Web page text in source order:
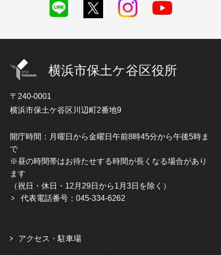
横浜市保土ケ谷区役所
〒240-0001
横浜市保土ケ谷区川辺町2番地9
開庁時間：月曜日から金曜日午前8時45分から午後5時ま
で
※昼の時間帯はお待たせする時間が長くなる場合があり
ます
（祝日・休日・12月29日から1月3日を除く）
代表電話番号：045-334-6262
アクセス・駐車場